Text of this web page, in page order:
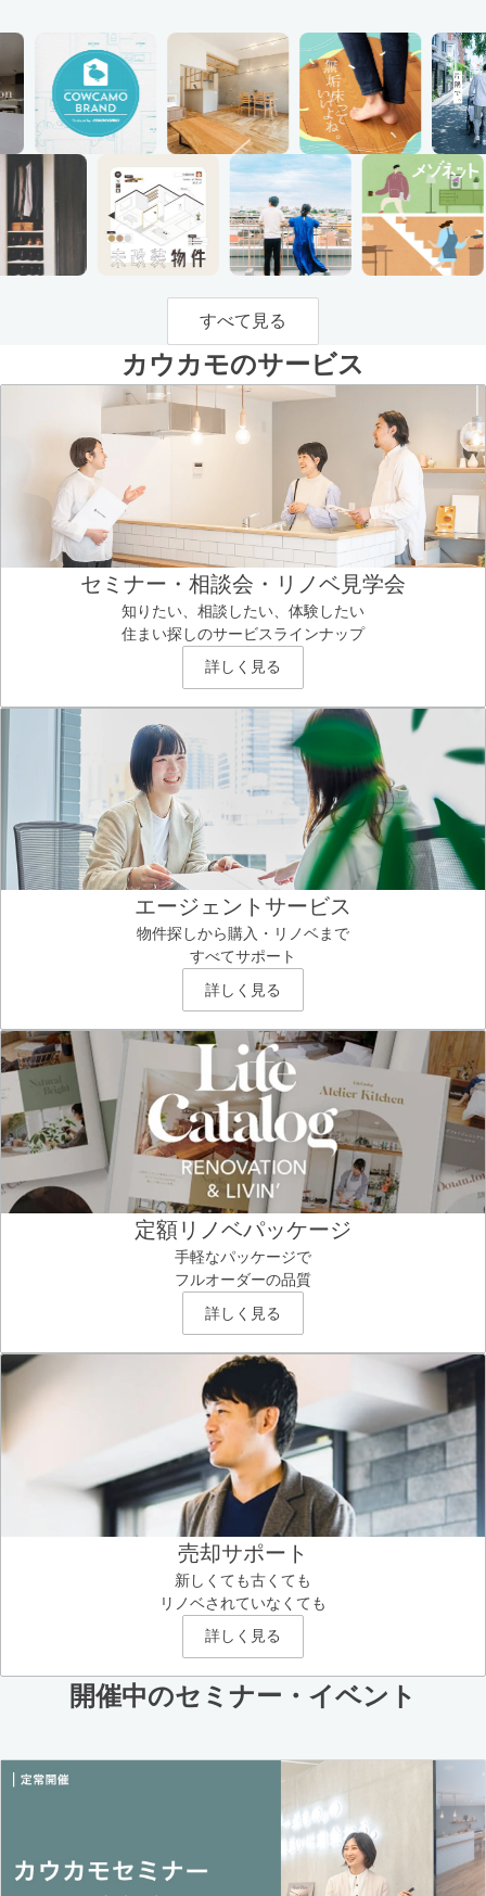
すべて見る
カウカモのサービス
セミナー・相談会・リノベ見学会
知りたい、相談したい、体験したい
住まい探しのサービスラインナップ
詳しく見る
エージェントサービス
物件探しから購入・リノベまで
すべてサポート
詳しく見る
定額リノベパッケージ
手軽なパッケージで
フルオーダーの品質
詳しく見る
売却サポート
新しくても古くても
リノベされていなくても
詳しく見る
開催中のセミナー・イベント